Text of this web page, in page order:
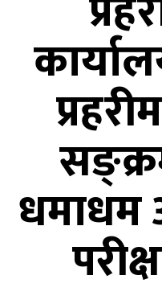
धमाधम